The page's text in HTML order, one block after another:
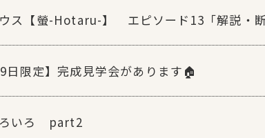
ス【螢-Hotaru-】 エピソード13「解説・
9日限定】完成見学会があります🏠
ろいろ part2